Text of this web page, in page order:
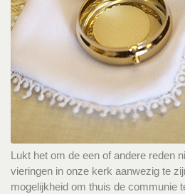
Lukt het om de een of andere reden
vieringen in onze kerk aanwezig te
mogelijkheid om thuis de communie